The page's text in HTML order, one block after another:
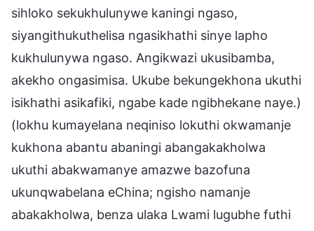
sihloko sekukhulunywe kaningi ngaso,
siyangithukuthelisa ngasikhathi sinye lapho
kukhulunywa ngaso. Angikwazi ukusibamba,
akekho ongasimisa. Ukube bekungekhona ukuthi
isikhathi asikafiki, ngabe kade ngibhekane naye.)
(lokhu kumayelana neqiniso lokuthi okwamanje
kukhona abantu abaningi abangakakholwa
ukuthi abakwamanye amazwe bazofuna
ukunqwabelana eChina; ngisho namanje
abakakholwa, benza ulaka Lwami lugubhe futhi